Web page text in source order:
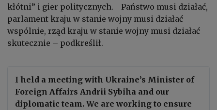
kłótni” i gier politycznych. - Państwo musi działać,
parlament kraju w stanie wojny musi działać
wspólnie, rząd kraju w stanie wojny musi działać
skutecznie – podkreślił.
I held a meeting with Ukraine’s Minister of
Foreign Affairs Andrii Sybiha and our
diplomatic team. We are working to ensure